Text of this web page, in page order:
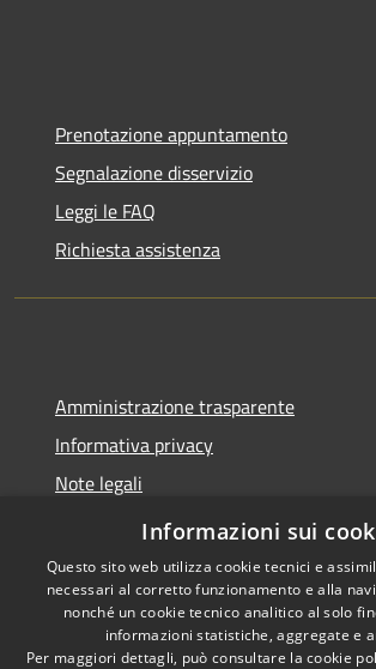
Prenotazione appuntamento
Segnalazione disservizio
Leggi le FAQ
Richiesta assistenza
Amministrazione trasparente
Informativa privacy
Note legali
Dichiarazione di accessibilità
Copyright
Informazioni sui
Questo sito web utilizza cookie tecnici e
necessari al corretto funzionamento e alla
nonché un cookie tecnico analitico al solo
informazioni statistiche, aggregate e
Per maggiori dettagli, può consultare la cookie